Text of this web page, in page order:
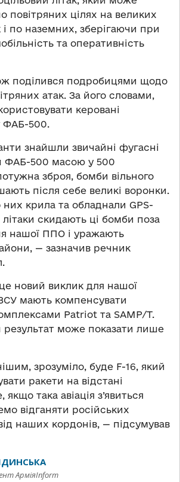
повітряних цілях на великих
і по наземних, зберігаючи при
та оперативність
поділився подробицями щодо
атак. За його словами,
керовані
ФАБ-500.
знайшли звичайні фугасні
ФАБ-500 масою у 500
зброя, бомби вільного
після себе великі воронки.
крила та обладнали GPS-
літаки скидають ці бомби поза
нашої ППО і уражають
— зазначив речник
новий виклик для нашої
мають компенсувати
Patriot та SAMP/T.
може показати лише
зрозуміло, буде F-16, який
ракети на відстані
така авіація з’явиться
відганяти російських
наших кордонів, — підсумував
АрміяInform